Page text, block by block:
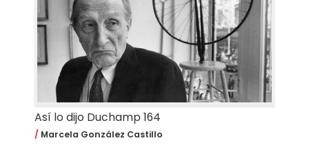
Así lo dijo Duchamp 164
Marcela González Castillo